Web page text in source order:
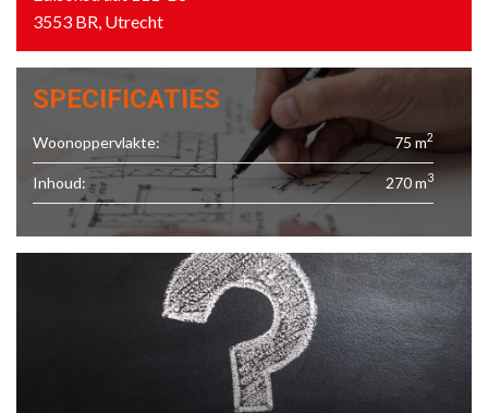
3553 BR, Utrecht
SPECIFICATIES
Woonoppervlakte: 75 m2
Inhoud: 270 m3